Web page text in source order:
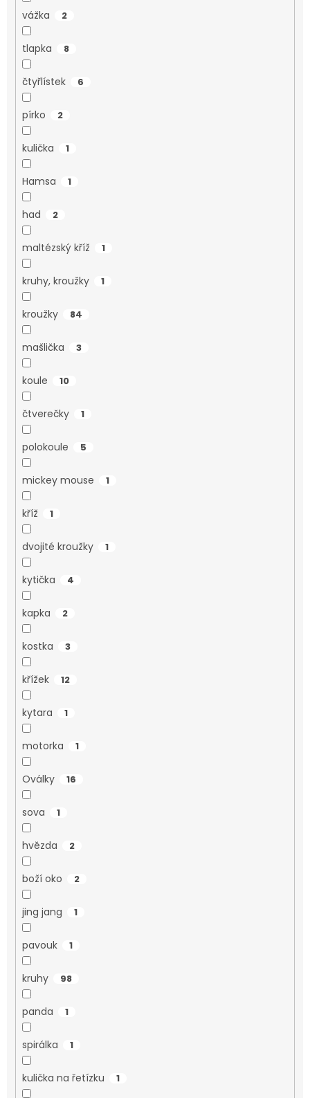
vážka 2
tlapka 8
čtyřlístek 6
pírko 2
kulička 1
Hamsa 1
had 2
maltézský kříž 1
kruhy, kroužky 1
kroužky 84
mašlička 3
koule 10
čtverečky 1
polokoule 5
mickey mouse 1
kříž 1
dvojité kroužky 1
kytička 4
kapka 2
kostka 3
křížek 12
kytara 1
motorka 1
Oválky 16
sova 1
hvězda 2
boží oko 2
jing jang 1
pavouk 1
kruhy 98
panda 1
spirálka 1
kulička na řetízku 1